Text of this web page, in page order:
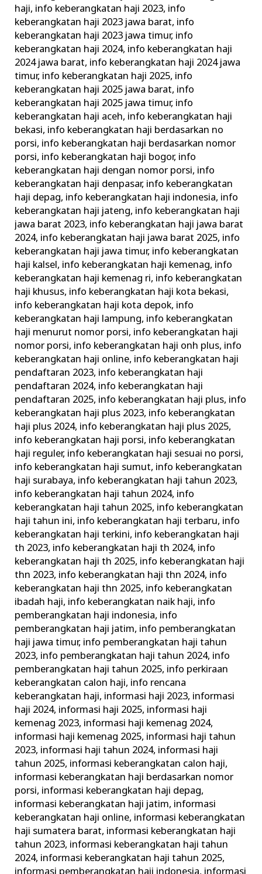
haji, info keberangkatan haji 2023, info
keberangkatan haji 2023 jawa barat, info
keberangkatan haji 2023 jawa timur, info
keberangkatan haji 2024, info keberangkatan haji
2024 jawa barat, info keberangkatan haji 2024 jawa
timur, info keberangkatan haji 2025, info
keberangkatan haji 2025 jawa barat, info
keberangkatan haji 2025 jawa timur, info
keberangkatan haji aceh, info keberangkatan haji
bekasi, info keberangkatan haji berdasarkan no
porsi, info keberangkatan haji berdasarkan nomor
porsi, info keberangkatan haji bogor, info
keberangkatan haji dengan nomor porsi, info
keberangkatan haji denpasar, info keberangkatan
haji depag, info keberangkatan haji indonesia, info
keberangkatan haji jateng, info keberangkatan haji
jawa barat 2023, info keberangkatan haji jawa barat
2024, info keberangkatan haji jawa barat 2025, info
keberangkatan haji jawa timur, info keberangkatan
haji kalsel, info keberangkatan haji kemenag, info
keberangkatan haji kemenag ri, info keberangkatan
haji khusus, info keberangkatan haji kota bekasi,
info keberangkatan haji kota depok, info
keberangkatan haji lampung, info keberangkatan
haji menurut nomor porsi, info keberangkatan haji
nomor porsi, info keberangkatan haji onh plus, info
keberangkatan haji online, info keberangkatan haji
pendaftaran 2023, info keberangkatan haji
pendaftaran 2024, info keberangkatan haji
pendaftaran 2025, info keberangkatan haji plus, info
keberangkatan haji plus 2023, info keberangkatan
haji plus 2024, info keberangkatan haji plus 2025,
info keberangkatan haji porsi, info keberangkatan
haji reguler, info keberangkatan haji sesuai no porsi,
info keberangkatan haji sumut, info keberangkatan
haji surabaya, info keberangkatan haji tahun 2023,
info keberangkatan haji tahun 2024, info
keberangkatan haji tahun 2025, info keberangkatan
haji tahun ini, info keberangkatan haji terbaru, info
keberangkatan haji terkini, info keberangkatan haji
th 2023, info keberangkatan haji th 2024, info
keberangkatan haji th 2025, info keberangkatan haji
thn 2023, info keberangkatan haji thn 2024, info
keberangkatan haji thn 2025, info keberangkatan
ibadah haji, info keberangkatan naik haji, info
pemberangkatan haji indonesia, info
pemberangkatan haji jatim, info pemberangkatan
haji jawa timur, info pemberangkatan haji tahun
2023, info pemberangkatan haji tahun 2024, info
pemberangkatan haji tahun 2025, info perkiraan
keberangkatan calon haji, info rencana
keberangkatan haji, informasi haji 2023, informasi
haji 2024, informasi haji 2025, informasi haji
kemenag 2023, informasi haji kemenag 2024,
informasi haji kemenag 2025, informasi haji tahun
2023, informasi haji tahun 2024, informasi haji
tahun 2025, informasi keberangkatan calon haji,
informasi keberangkatan haji berdasarkan nomor
porsi, informasi keberangkatan haji depag,
informasi keberangkatan haji jatim, informasi
keberangkatan haji online, informasi keberangkatan
haji sumatera barat, informasi keberangkatan haji
tahun 2023, informasi keberangkatan haji tahun
2024, informasi keberangkatan haji tahun 2025,